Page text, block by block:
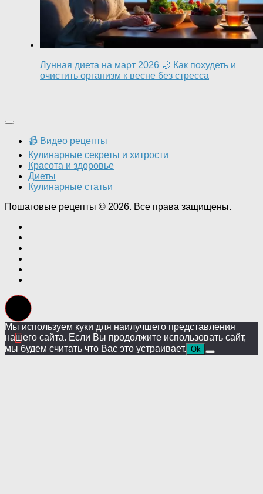
Лунная диета на март 2026 🌙 Как похудеть и
очистить организм к весне без стресса
📹 Видео рецепты
Кулинарные секреты и хитрости
Красота и здоровье
Диеты
Кулинарные статьи
Пошаговые рецепты © 2026. Все права защищены.
Мы используем куки для наилучшего представления
нашего сайта. Если Вы продолжите использовать сайт,
мы будем считать что Вас это устраивает. Ok